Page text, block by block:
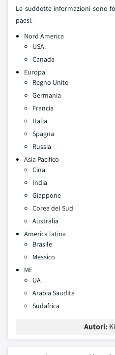
Le suddette informazioni sono
paesi:
Nord America
USA.
Canada
Europa
Regno Unito
Germania
Francia
Italia
Spagna
Russia
Asia Pacifico
Cina
India
Giappone
Corea del Sud
Australia
America latina
Brasile
Messico
ME
UA
Arabia Saudita
Sudafrica
Autori: